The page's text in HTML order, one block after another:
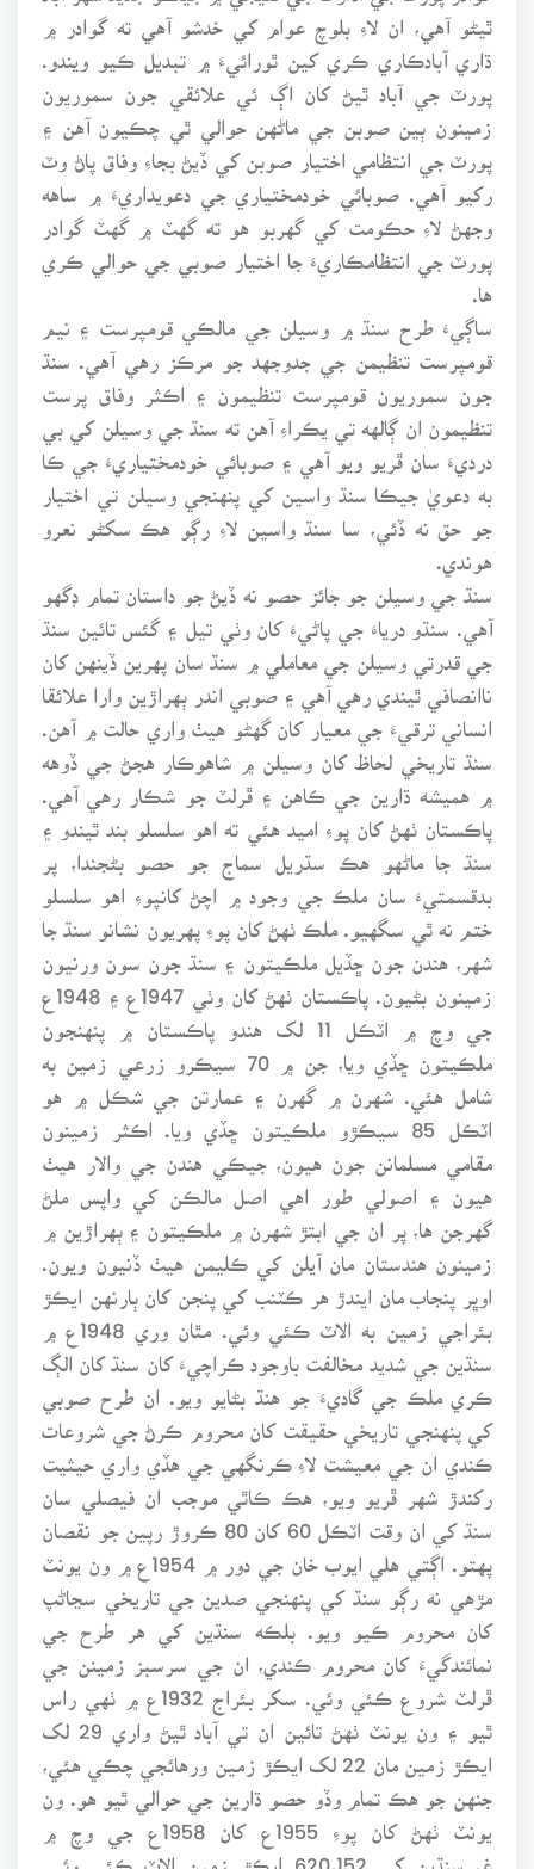
ٿيڻو آهي، ان لاءِ بلوچ عوام کي خدشو آهي ته گوادر ۾
ڌاري آبادڪاري ڪري کين ٿورائيءَ ۾ تبديل ڪيو ويندو.
پورٽ جي آباد ٿيڻ کان اڳ ئي علائقي جون سموريون
زمينون ٻين صوبن جي ماڻهن حوالي ٿي چڪيون آهن ۽
پورٽ جي انتظامي اختيار صوبن کي ڏيڻ بجاءِ وفاق پاڻ وٽ
رکيو آهي. صوبائي خودمختياري جي دعويداريءَ ۾ ساهه
وجهڻ لاءِ حڪومت کي گهربو هو ته گهٽ ۾ گهٽ گوادر
پورٽ جي انتظامڪاريءَ جا اختيار صوبي جي حوالي ڪري
ها.
ساڳيءَ طرح سنڌ ۾ وسيلن جي مالڪي قومپرست ۽ نيم
قومپرست تنظيمن جي جدوجهد جو مرڪز رهي آهي. سنڌ
جون سموريون قومپرست تنظيمون ۽ اڪثر وفاق پرست
تنظيمون ان ڳالهه تي يڪراءِ آهن ته سنڌ جي وسيلن کي بي
درديءَ سان ڦريو ويو آهي ۽ صوبائي خودمختياريءَ جي ڪا
به دعويٰ جيڪا سنڌ واسين کي پنهنجي وسيلن تي اختيار
جو حق نه ڏئي، سا سنڌ واسين لاءِ رڳو هڪ سکڻو نعرو
سنڌ جي وسيلن جو جائز حصو نه ڏيڻ جو داستان تمام ڊگهو
آهي. سنڌو درياءَ جي پاڻيءَ کان وٺي تيل ۽ گئس تائين سنڌ
جي قدرتي وسيلن جي معاملي ۾ سنڌ سان پهرين ڏينهن کان
ناانصافي ٿيندي رهي آهي ۽ صوبي اندر ٻهراڙين وارا علائقا
انساني ترقيءَ جي معيار کان گهڻو هيٺ واري حالت ۾ آهن.
سنڌ تاريخي لحاظ کان وسيلن ۾ شاهوڪار هجڻ جي ڏوهه
۾ هميشه ڌارين جي ڪاهن ۽ ڦرلٽ جو شڪار رهي آهي.
پاڪستان ٺهڻ کان پوءِ اميد هئي ته اهو سلسلو بند ٿيندو ۽
سنڌ جا ماڻهو هڪ سڌريل سماج جو حصو بڻجندا، پر
بدقسمتيءَ سان ملڪ جي وجود ۾ اچڻ کانپوءِ اهو سلسلو
ختم نه ٿي سگهيو. ملڪ ٺهڻ کان پوءِ پهريون نشانو سنڌ جا
شهر، هندن جون ڇڏيل ملڪيتون ۽ سنڌ جون سون ورنيون
جي وچ ۾ اٽڪل 11 لک هندو پاڪستان ۾ پنهنجون
شامل هئي. شهرن ۾ گهرن ۽ عمارتن جي شڪل ۾ هو
اٽڪل 85 سيڪڙو ملڪيتون ڇڏي ويا. اڪثر زمينون
مقامي مسلمانن جون هيون، جيڪي هندن جي والار هيٺ
هيون ۽ اصولي طور اهي اصل مالڪن کي واپس ملڻ
گهرجن ها، پر ان جي ابتڙ شهرن ۾ ملڪيتون ۽ ٻهراڙين ۾
زمينون هندستان مان آيلن کي ڪليمن هيٺ ڏنيون ويون.
اوڀر پنجاب مان ايندڙ هر ڪٽنب کي پنجن کان ٻارنهن ايڪڙ
سنڌين جي شديد مخالفت باوجود ڪراچيءَ کان سنڌ کان الڳ
ڪري ملڪ جي گاديءَ جو هنڌ بڻايو ويو. ان طرح صوبي
کي پنهنجي تاريخي حقيقت کان محروم ڪرڻ جي شروعات
ڪندي ان جي معيشت لاءِ ڪرنگهي جي هڏي واري حيثيت
رکندڙ شهر ڦريو ويو، هڪ ڪاٿي موجب ان فيصلي سان
سنڌ کي ان وقت اٽڪل 60 کان 80 ڪروڙ رپين جو نقصان
مڙهي نه رڳو سنڌ کي پنهنجي صدين جي تاريخي سڃاڻپ
کان محروم ڪيو ويو. بلڪه سنڌين کي هر طرح جي
نمائندگيءَ کان محروم ڪندي، ان جي سرسبز زمينن جي
ڦرلٽ شروع ڪئي وئي. سکر بئراج 1932ع ۾ ٺهي راس
ٿيو ۽ ون يونٽ ٺهڻ تائين ان تي آباد ٿيڻ واري 29 لک
ايڪڙ زمين مان 22 لک ايڪڙ زمين ورهائجي چڪي هئي،
جنهن جو هڪ تمام وڏو حصو ڌارين جي حوالي ٿيو هو. ون
غيرسنڌين کي 620،152 ايڪڙ زمين الاٽ ڪئي وئي.